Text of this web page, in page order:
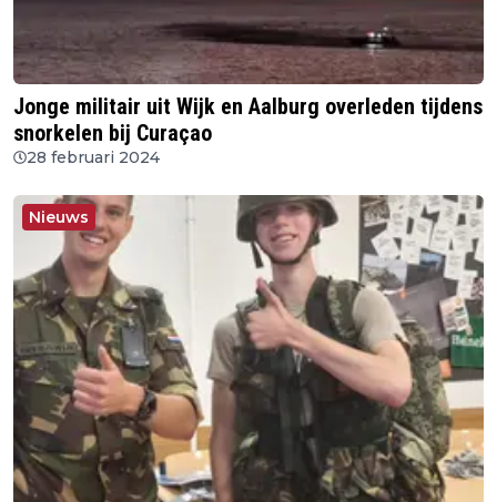
Jonge militair uit Wijk en Aalburg overleden tijdens
snorkelen bij Curaçao
28 februari 2024
Nieuws